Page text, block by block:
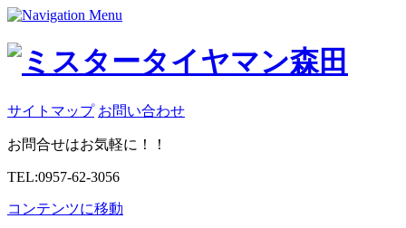
サイトマップ お問い合わせ
お問合せはお気軽に！！
TEL:0957-62-3056
コンテンツに移動